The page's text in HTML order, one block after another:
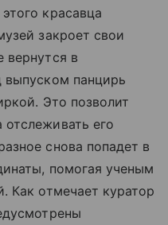
красавца
закроет свои
вернутся в
выпуском панцирь
Это позволит
его
снова попадет в
помогая ученым
Как отмечает куратор